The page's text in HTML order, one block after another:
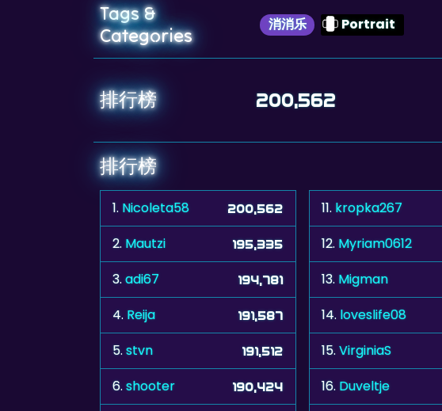
Tags &
Categories
消消乐 Portrait
排行榜 200,562
排行榜
1. Nicoleta58 200,562
2. Mautzi 195,335
3.adi67 194,781
4. Reija 191,587
5.stvn 191,512
6.shooter 190,424
11. kropka267
12. Myriam0612
13. Migman
14. loveslife08
15.VirginiaS
16. Duveltje